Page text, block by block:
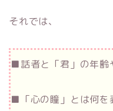
それでは、
■話者と「君」の年齢
■「心の瞳」とは何を